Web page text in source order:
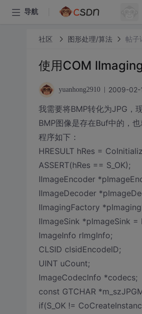
导航
社区 图形处理/算法 帖子
使用COM
yuanhong2910 2009-02-
我需要将BMP转化为JPG，
BMP图像是存在Buf中的，
程序如下：
HRESULT hRes =
ASSERT(hRes == S_OK);
IImageEncoder
IImageDecoder
IImagingFactory
IImageSink *pImageSink =
ImageInfo rImgInfo;
CLSID clsidEncodeID;
UINT uCount;
ImageCodecInfo *codecs;
const GTCHAR
if(S_OK !=